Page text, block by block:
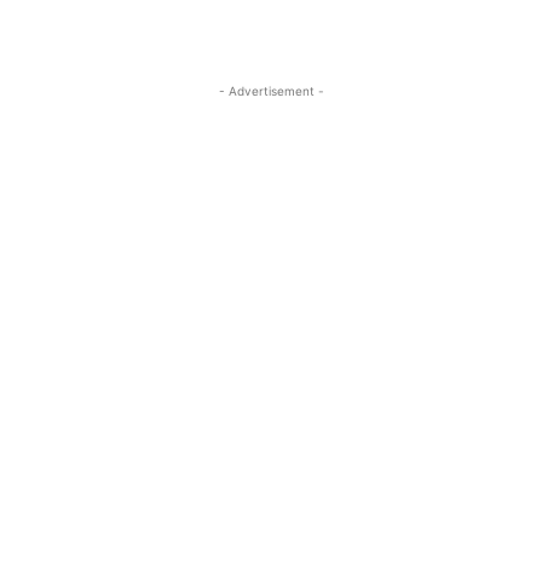
- Advertisement -